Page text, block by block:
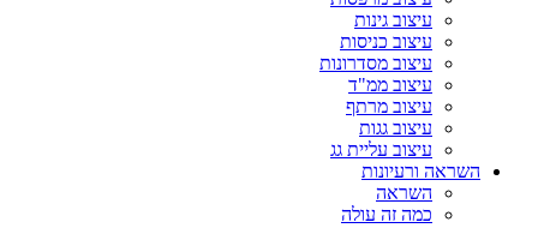
עיצוב גינות
עיצוב כניסות
עיצוב מסדרונות
עיצוב ממ"ד
עיצוב מרתף
עיצוב גגות
עיצוב עליית גג
השראה ורעיונות
השראה
כמה זה עולה